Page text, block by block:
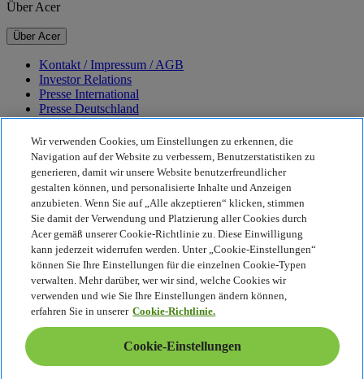
Über Acer
Über Acer
Kontakt / Impressum / AGB
Investor Relations
Presse International
Presse Deutschland
Auszeichnungen
Veranstaltungen
Karriere
Nachhaltigkeit
Nachhaltigkeit
Corporate Social Responsibility
CO2-Bilanz unserer Produkte
Earthion
Datenschutzrichtlinie
Cookie-Richtlinie
Rechtlicher Hinweis
Zusätzliche rechtliche Informationen
Barrierefreiheitsrichtlinie
Cookie-Einstellungen
Wir verwenden Cookies, um Einstellungen zu erkennen, die
Navigation auf der Website zu verbessern, Benutzerstatistiken zu
generieren, damit wir unsere Website benutzerfreundlicher
gestalten können, und personalisierte Inhalte und Anzeigen
anzubieten. Wenn Sie auf „Alle akzeptieren“ klicken, stimmen
Sie damit der Verwendung und Platzierung aller Cookies durch
Acer gemäß unserer Cookie-Richtlinie zu. Diese Einwilligung
kann jederzeit widerrufen werden. Unter „Cookie-Einstellungen“
können Sie Ihre Einstellungen für die einzelnen Cookie-Typen
verwalten. Mehr darüber, wer wir sind, welche Cookies wir
verwenden und wie Sie Ihre Einstellungen ändern können,
erfahren Sie in unserer Cookie-Richtlinie.
Cookie-Einstellungen